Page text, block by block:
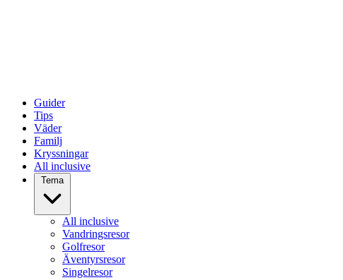
Guider
Tips
Väder
Familj
Kryssningar
All inclusive
Tema
All inclusive
Vandringsresor
Golfresor
Äventyrsresor
Singelresor